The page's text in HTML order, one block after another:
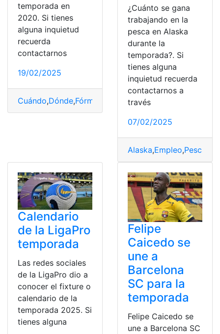
temporada en
2020. Si tienes
alguna inquietud
recuerda
contactarnos
19/02/2025
Cuándo,Dónde,Fórmula Temporada
¿Cuánto se gana
trabajando en la
pesca en Alaska
durante la
temporada?. Si
tienes alguna
inquietud recuerda
contactarnos a
través
07/02/2025
Alaska,Empleo,Pesca
Calendario
de la LigaPro
temporada
Las redes sociales
de la LigaPro dio a
conocer el fixture o
calendario de la
temporada 2025. Si
tienes alguna
Felipe
Caicedo se
une a
Barcelona
SC para la
temporada
Felipe Caicedo se
une a Barcelona SC